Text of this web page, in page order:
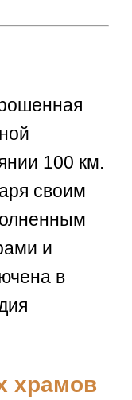
100 км.
своим
и
в
храмов